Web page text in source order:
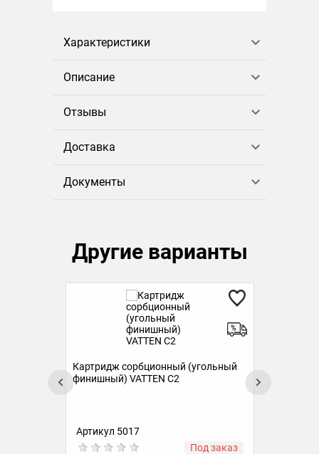
Характеристики
Описание
Отзывы
Доставка
Документы
Другие варианты
Картридж сорбционный (угольный
финишный) VATTEN C2
Артикул 5017
Под заказ